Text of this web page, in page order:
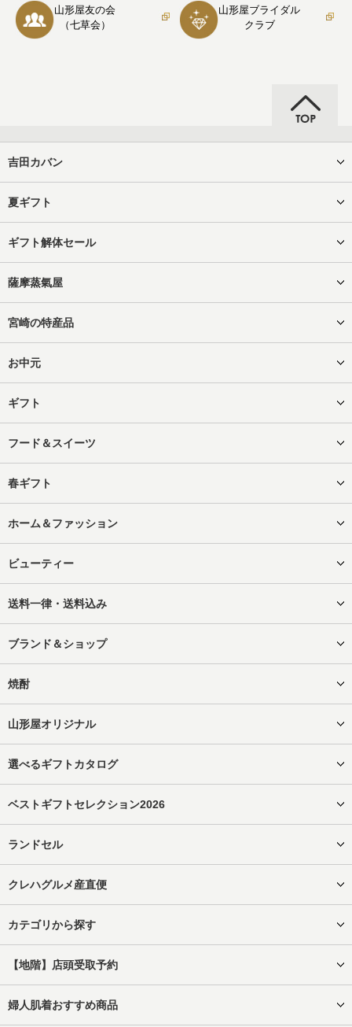
山形屋友の会
（七草会）
山形屋ブライダル
クラブ
吉田カバン
夏ギフト
ギフト解体セール
薩摩蒸氣屋
宮崎の特産品
お中元
ギフト
フード＆スイーツ
春ギフト
ホーム＆ファッション
ビューティー
送料一律・送料込み
ブランド＆ショップ
焼酎
山形屋オリジナル
選べるギフトカタログ
ベストギフトセレクション2026
ランドセル
クレハグルメ産直便
カテゴリから探す
【地階】店頭受取予約
婦人肌着おすすめ商品